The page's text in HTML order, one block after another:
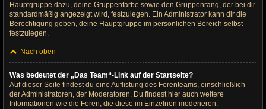
Hauptgruppe dazu, deine Gruppenfarbe sowie den Gruppenrang, der bei dir
standardmäßig angezeigt wird, festzulegen. Ein Administrator kann dir die
Berechtigung geben, deine Hauptgruppe im persönlichen Bereich selbst
festzulegen.
Nach oben
Was bedeutet der „Das Team“-Link auf der Startseite?
Auf dieser Seite findest du eine Auflistung des Forenteams, einschließlich
der Administratoren, der Moderatoren. Du findest hier auch weitere
Informationen wie die Foren, die diese im Einzelnen moderieren.